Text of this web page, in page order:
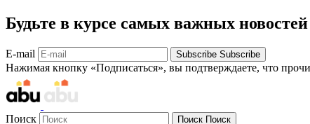
Будьте в курсе самых важных новостей
E-mail Subscribe Subscribe
Нажимая кнопку «Подписаться», вы подтверждаете, что
Поиск Поиск Поиск